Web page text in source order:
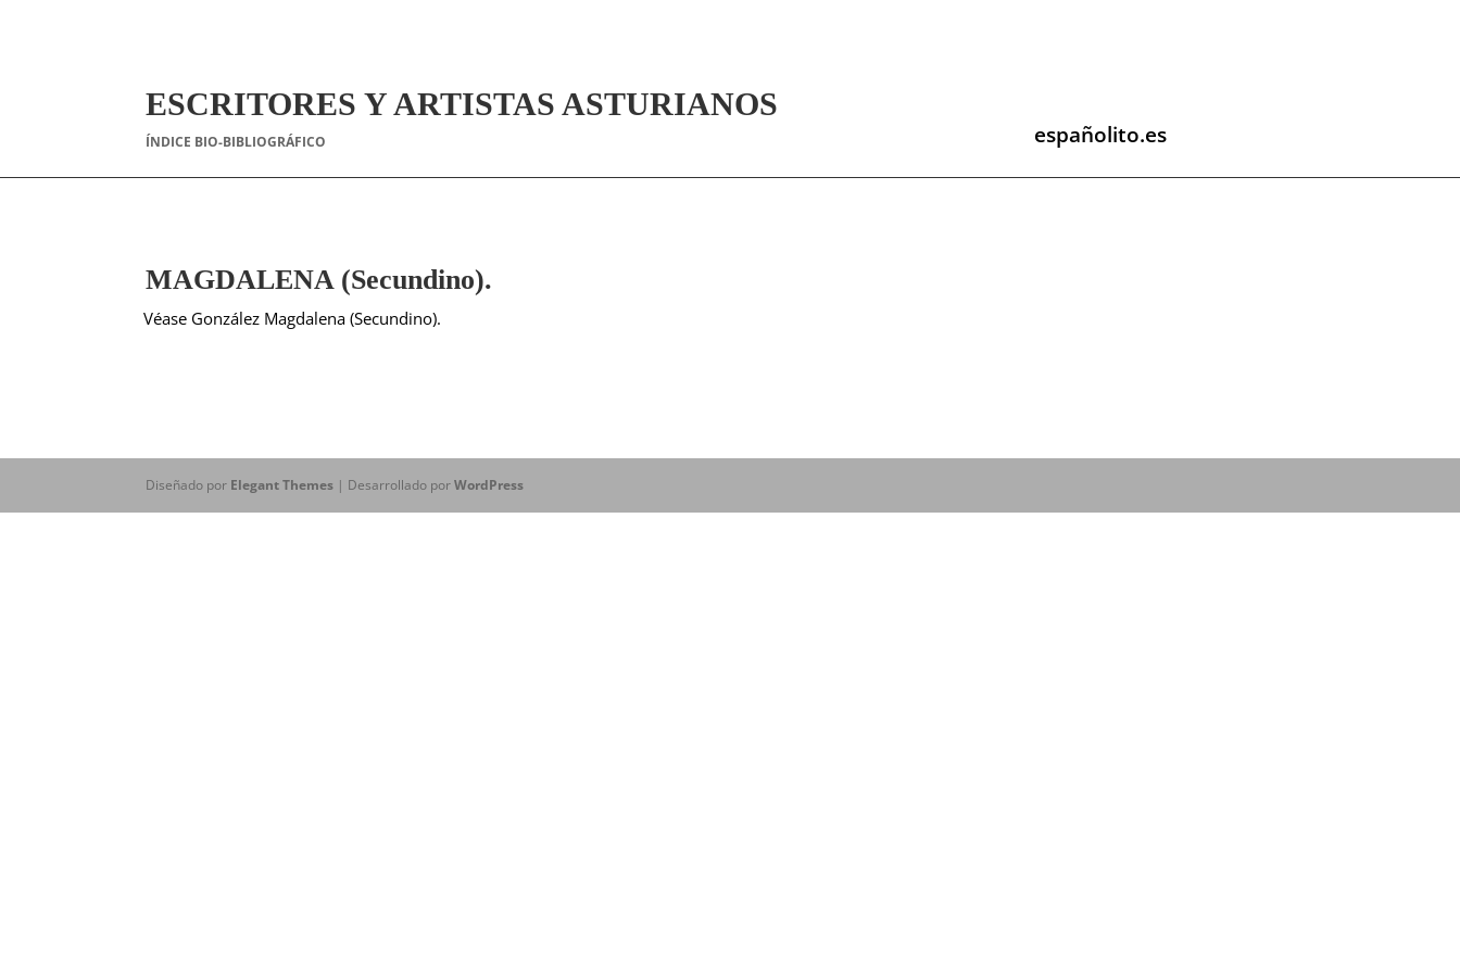
ESCRITORES Y ARTISTAS ASTURIANOS
ÍNDICE BIO-BIBLIOGRÁFICO españolito.es
MAGDALENA (Secundino).
Véase González Magdalena (Secundino).
Diseñado por Elegant Themes | Desarrollado porWordPress